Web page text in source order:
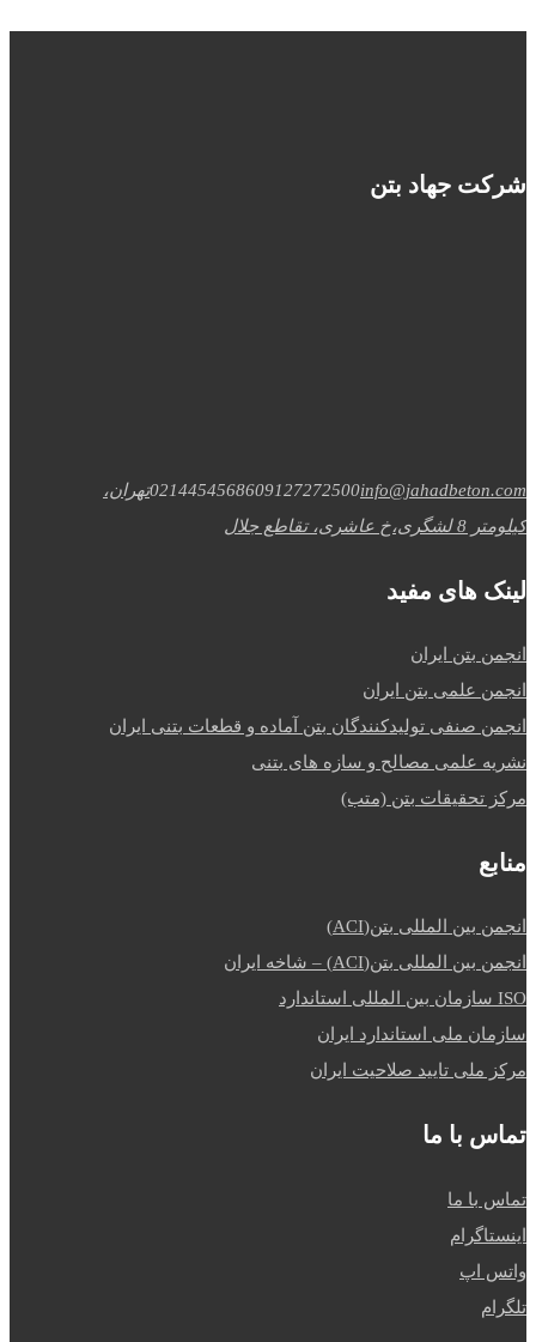
شرکت جهاد بتن
0214454568609127272500info@jahadbeton.com
تهران،
کیلومتر 8 لشگری،خ عاشری، تقاطع جلال
لینک های مفید
انجمن بتن ایران
انجمن علمی بتن ایران
انجمن صنفی تولیدکنندگان بتن آماده و قطعات بتنی ایران
نشریه علمی مصالح و سازه های بتنی
مرکز تحقیقات بتن (متب)
منابع
انجمن بین المللی بتن(ACI)
انجمن بین المللی بتن(ACI) – شاخه ایران
ISO سازمان بین المللی استاندارد
سازمان ملی استاندارد ایران
مرکز ملی تایید صلاحیت ایران
تماس با ما
تماس با ما
اینستاگرام
واتس اپ
تلگرام